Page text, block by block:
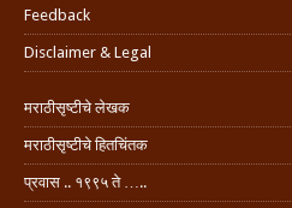
Feedback
Disclaimer & Legal
मराठीसृष्टीचे लेखक
मराठीसृष्टीचे हितचिंतक
प्रवास .. १९९५ ते …..